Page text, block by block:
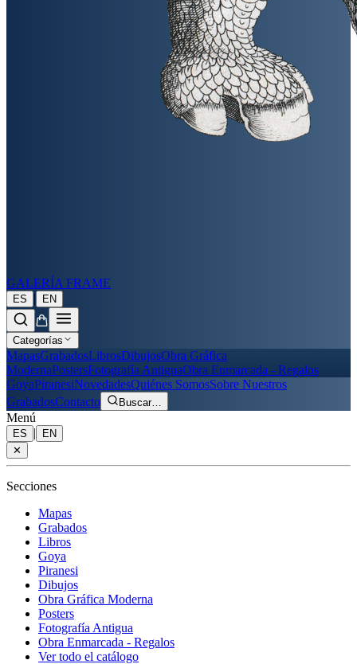
GALERÍA FRAME
ES | EN
Categorías
MapasGrabadosLibrosDibujosObra Gráfica
ModernaPostersFotografía AntiguaObra Enmarcada - Regalos
GoyaPiranesiNovedadesQuiénes SomosSobre Nuestros
GrabadosContacto Buscar…
Menú
ES |
EN
✕
Secciones
Mapas
Grabados
Libros
Goya
Piranesi
Dibujos
Obra Gráfica Moderna
Posters
Fotografía Antigua
Obra Enmarcada - Regalos
Ver todo el catálogo